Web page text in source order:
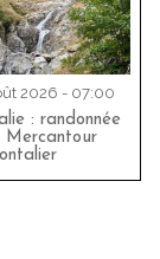
2026 - 07:00
: randonnée
Mercantour